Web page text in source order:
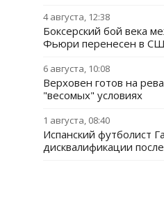
4 августа, 12:38
Боксерский бой века
Фьюри перенесен в
6 августа, 10:08
Верховен готов на
"весомых" условиях
1 августа, 08:40
Испанский футболист
дисквалификации